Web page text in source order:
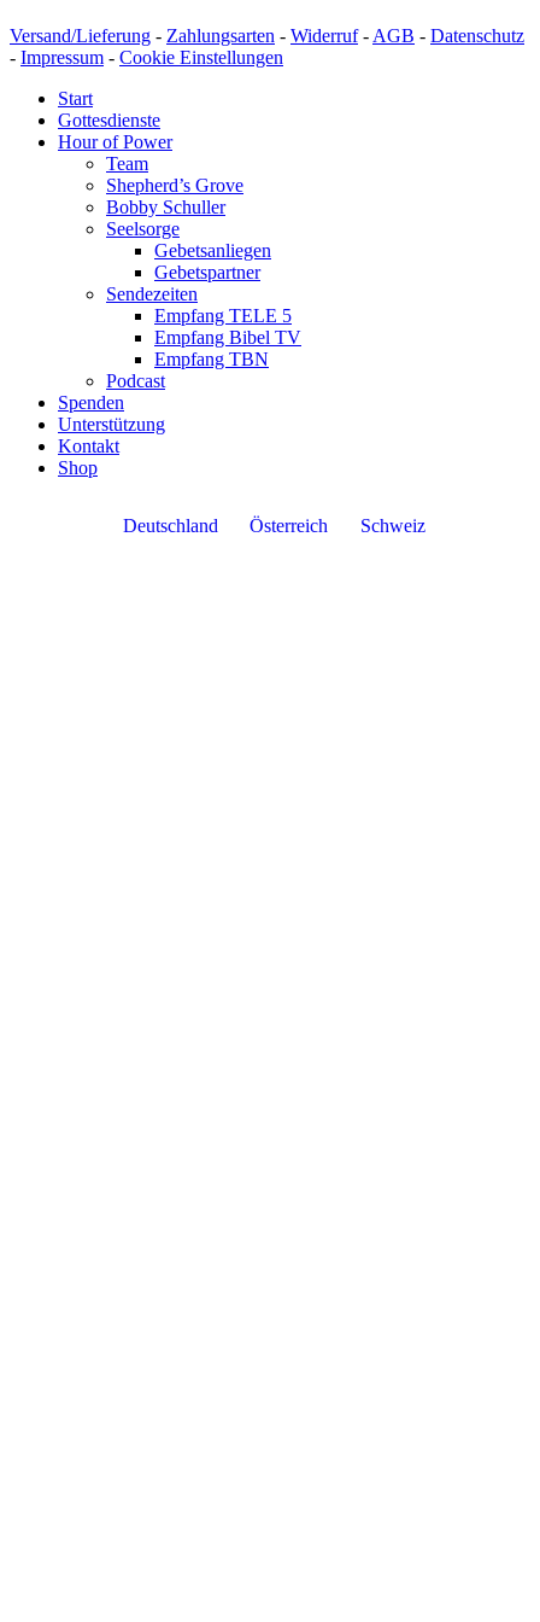
Versand/Lieferung - Zahlungsarten - Widerruf- AGB - Datenschutz
- Impressum - Cookie Einstellungen
Start
Gottesdienste
Hour of Power
Team
Shepherd’s Grove
Bobby Schuller
Seelsorge
Gebetsanliegen
Gebetspartner
Sendezeiten
Empfang TELE 5
Empfang Bibel TV
Empfang TBN
Podcast
Spenden
Unterstützung
Kontakt
Shop
Deutschland Österreich Schweiz